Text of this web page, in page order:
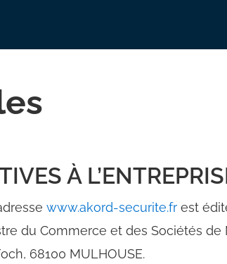
À
www.akord-securite.fr est
du Commerce et des Sociétés
68100 MULHOUSE.